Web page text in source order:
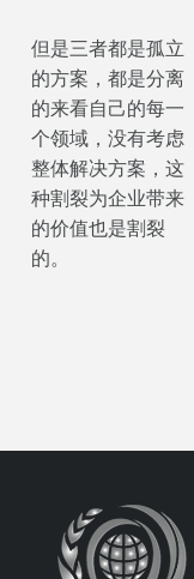
但是三者都是孤立
的方案，都是分离
的来看自己的每一
个领域，没有考虑
整体解决方案，这
种割裂为企业带来
的价值也是割裂
的。